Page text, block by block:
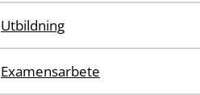
Utbildning
Examensarbete